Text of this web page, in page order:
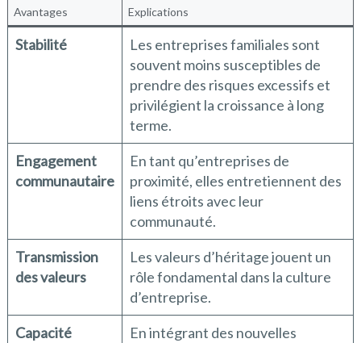
Avantages Explications
Stabilité
Les entreprises familiales sont
souvent moins susceptibles de
prendre des risques excessifs et
privilégient la croissance à long
terme.
Engagement
communautaire
En tant qu’entreprises de
proximité, elles entretiennent des
liens étroits avec leur
communauté.
Transmission
des valeurs
Les valeurs d’héritage jouent un
rôle fondamental dans la culture
d’entreprise.
Capacité
En intégrant des nouvelles